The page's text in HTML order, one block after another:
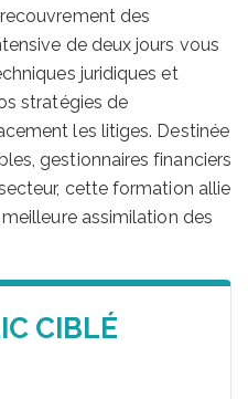
des
de deux jours vous
juridiques et
stratégies de
les litiges. Destinée
gestionnaires financiers
cette formation allie
assimilation des
CIBLÉ